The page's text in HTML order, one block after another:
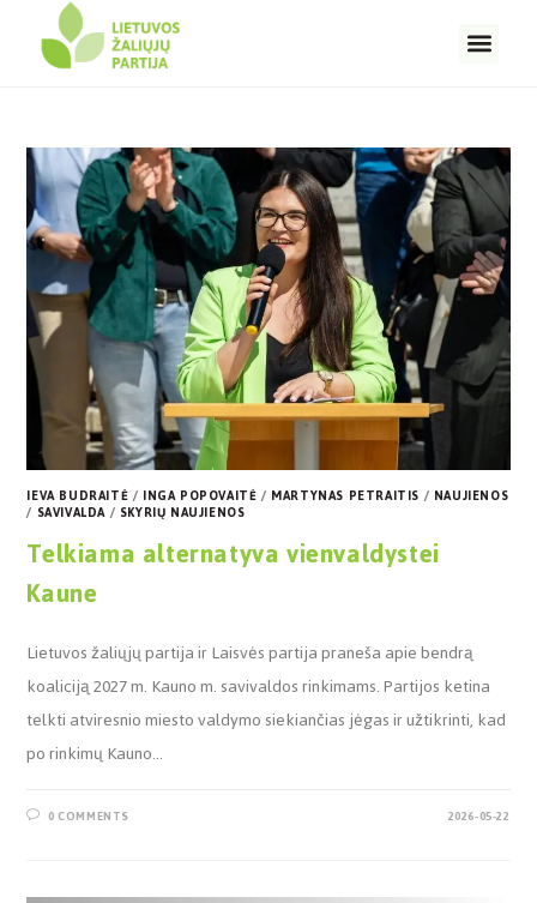
IEVA BUDRAITĖ/ INGA POPOVAITĖ/ MARTYNAS PETRAITIS/ NAUJIENOS
/ SAVIVALDA/ SKYRIŲ NAUJIENOS
Telkiama alternatyva vienvaldystei
Kaune
Lietuvos žaliųjų partija ir Laisvės partija praneša apie bendrą
koaliciją 2027 m. Kauno m. savivaldos rinkimams. Partijos ketina
telkti atviresnio miesto valdymo siekiančias jėgas ir užtikrinti, kad
po rinkimų Kauno…
0 COMMENTS 2026-05-22